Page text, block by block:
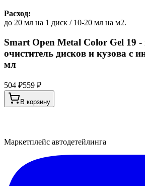
Расход:
до 20 мл на 1 диск / 10-20 мл на м2.
Smart Open Metal Color Gel 19
очиститель дисков и кузова с
мл
504 ₽559 ₽
В корзину
Маркетплейс автодетейлинга